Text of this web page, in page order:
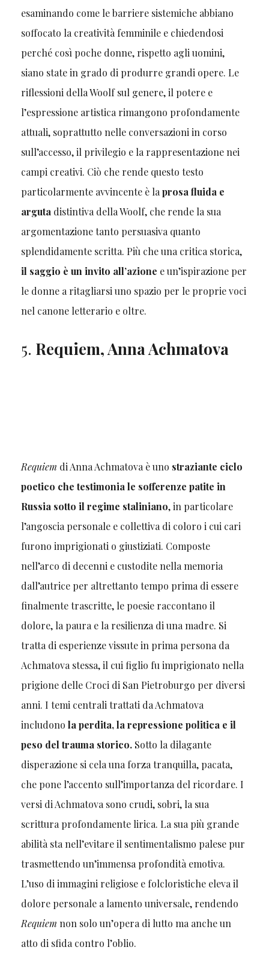
esaminando come le barriere sistemiche abbiano
soffocato la creatività femminile e chiedendosi
perché così poche donne, rispetto agli uomini,
siano state in grado di produrre grandi opere. Le
riflessioni della Woolf sul genere, il potere e
l’espressione artistica rimangono profondamente
attuali, soprattutto nelle conversazioni in corso
sull’accesso, il privilegio e la rappresentazione nei
campi creativi. Ciò che rende questo testo
particolarmente avvincente è laprosa fluida e
arguta distintiva della Woolf, che rende la sua
argomentazione tanto persuasiva quanto
splendidamente scritta. Più che una critica storica,
il saggio è un invito all’azione e un’ispirazione per
le donne a ritagliarsi uno spazio per le proprie voci
nel canone letterario e oltre.
5. Requiem, Anna Achmatova
Requiem di Anna Achmatova è uno straziante ciclo
poetico che testimonia le sofferenze patite in
Russia sotto il regime staliniano, in particolare
l’angoscia personale e collettiva di coloro i cui cari
furono imprigionati o giustiziati. Composte
nell’arco di decenni e custodite nella memoria
dall’autrice per altrettanto tempo prima di essere
finalmente trascritte, le poesie raccontano il
dolore, la paura e la resilienza di una madre. Si
tratta di esperienze vissute in prima persona da
Achmatova stessa, il cui figlio fu imprigionato nella
prigione delle Croci di San Pietroburgo per diversi
anni. I temi centrali trattati da Achmatova
includono la perdita, la repressione politica e il
peso del trauma storico.Sotto la dilagante
disperazione si cela una forza tranquilla, pacata,
che pone l’accento sull’importanza del ricordare. I
versi di Achmatova sono crudi, sobri, la sua
scrittura profondamente lirica. La sua più grande
abilità sta nell’evitare il sentimentalismo palese pur
trasmettendo un’immensa profondità emotiva.
L’uso di immagini religiose e folcloristiche eleva il
dolore personale a lamento universale, rendendo
Requiem non solo un’opera di lutto ma anche un
atto di sfida contro l’oblio.